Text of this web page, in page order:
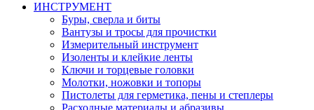
ИНСТРУМЕНТ
Буры, сверла и биты
Вантузы и тросы для прочистки
Измерительный инструмент
Изоленты и клейкие ленты
Ключи и торцевые головки
Молотки, ножовки и топоры
Пистолеты для герметика, пены и степлеры
Расходные материалы и абразивы